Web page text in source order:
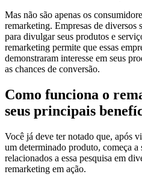
Mas não são apenas os
remarketing. Empresas de diversos
para divulgar seus produtos e
remarketing permite que essas
demonstraram interesse em seus
as chances de conversão.
Como funciona o
seus principais
Você já deve ter notado que, após
um determinado produto, começa
relacionados a essa pesquisa em
remarketing em ação.